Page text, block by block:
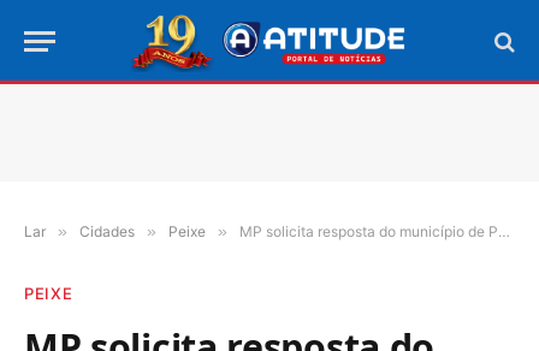
Lar » Cidades » Peixe » MP solicita resposta do município de Peixe sobre precariedade de escola na Vila São Miguel
PEIXE